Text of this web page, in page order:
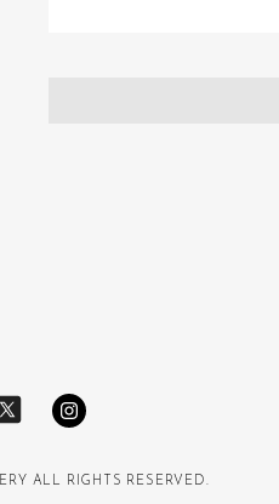
ALL RIGHTS RESERVED.